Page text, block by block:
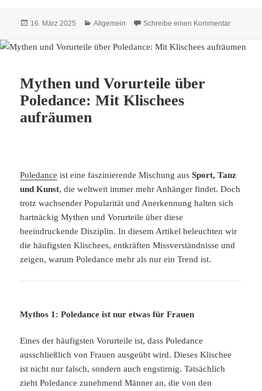
Veröffentlicht
16. März 2025 Kategorien
Allgemein Schreibe einen Kommentarzu Die
Mythen und Vorurteile über
Poledance: Mit Klischees
aufräumen
Poledance ist eine faszinierende Mischung ausSport, Tanz
und Kunst, die weltweit immer mehr Anhänger findet. Doch
trotz wachsender Popularität und Anerkennung halten sich
hartnäckig Mythen und Vorurteile über diese
beeindruckende Disziplin. In diesem Artikel beleuchten wir
die häufigsten Klischees, entkräften Missverständnisse und
zeigen, warum Poledance mehr als nur ein Trend ist.
Mythos 1: Poledance ist nur etwas für Frauen
Eines der häufigsten Vorurteile ist, dass Poledance
ausschließlich von Frauen ausgeübt wird. Dieses Klischee
ist nicht nur falsch, sondern auch engstirnig. Tatsächlich
zieht Poledance zunehmend Männer an, die von den